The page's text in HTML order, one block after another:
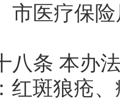
市医疗保
八条 本办
红斑狼疮